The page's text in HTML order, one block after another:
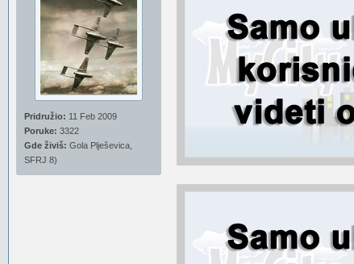
Pridružio: 11 Feb 2009
Poruke: 3322
Gde živiš: Gola Plješevica,
SFRJ 8)